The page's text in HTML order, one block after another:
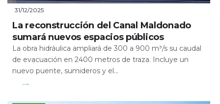
31/12/2025
La reconstrucción del Canal Maldonado
sumará nuevos espacios públicos
La obra hidráulica ampliará de 300 a 900 m³/s su caudal
de evacuación en 2400 metros de traza. Incluye un
nuevo puente, sumideros y el...
Leer Más